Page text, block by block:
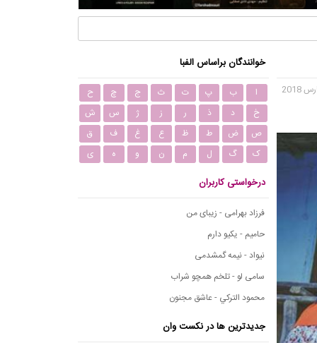
خوانندگان براساس الفبا
ا ب پ ت ث ج چ
ح
خ
د ذ ر ز ژ س
ش
ص
ض ط ظ ع غ ف
ق
ک
گ ل م ن و ه ی
درخواستی کاربران
فرزاد بهرامی - زیبای من
حامیم - یکیو دارم
نیواد - نیمه گمشدمی
سامی لو - تلخم همچو شراب
محمود التركي - عاشق مجنون
جدیدترین ها در نکست وان